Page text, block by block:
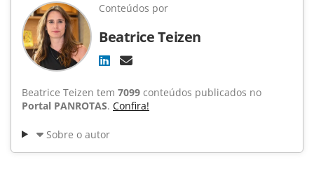
Conteúdos por
Beatrice Teizen
Beatrice Teizen tem 7099 conteúdos publicados no
Portal PANROTAS. Confira!
Sobre o autor